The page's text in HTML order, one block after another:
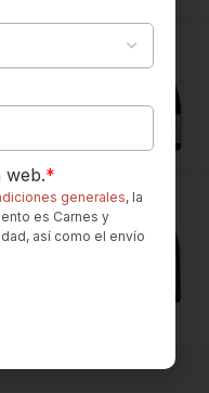
web.*
generales, la
es Carnes y
así como el envío